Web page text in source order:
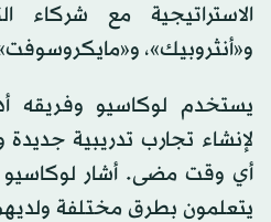
الاستراتيجية مع شركاء
و«أنثروبيك»،
يستخدم لوكاسيو وفريقه
لإنشاء تجارب تدريبية
أي وقت مضى. أشار لوكاسيو
يتعلمون بطرق مختلفة